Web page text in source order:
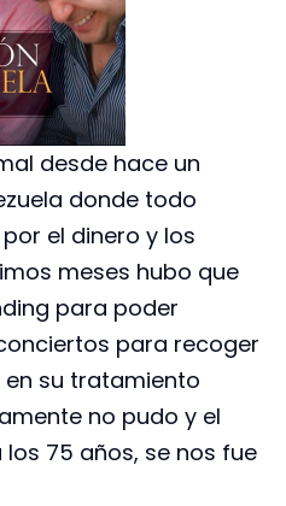
desde hace un
donde todo
el dinero y los
meses hubo que
para poder
para recoger
su tratamiento
no pudo y el
75 años, se nos fue